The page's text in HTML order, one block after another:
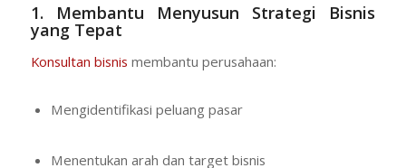
1. Membantu Menyusun Strategi Bisnis
yang Tepat
Konsultan bisnis membantu perusahaan:
Mengidentifikasi peluang pasar
Menentukan arah dan target bisnis